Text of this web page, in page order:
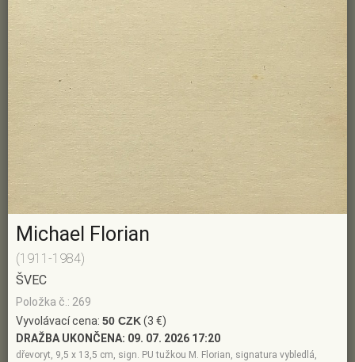
Michael Florian
(1911-1984)
ŠVEC
Položka č.: 269
Vyvolávací cena: 50 CZK(3 €)
DRAŽBA UKONČENA: 09. 07. 2026 17:20
dřevoryt, 9,5 x 13,5 cm, sign. PU tužkou M. Florian, signatura vybledlá,